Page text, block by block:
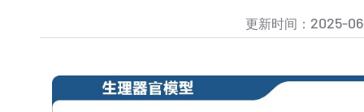
更新时间： 2025-